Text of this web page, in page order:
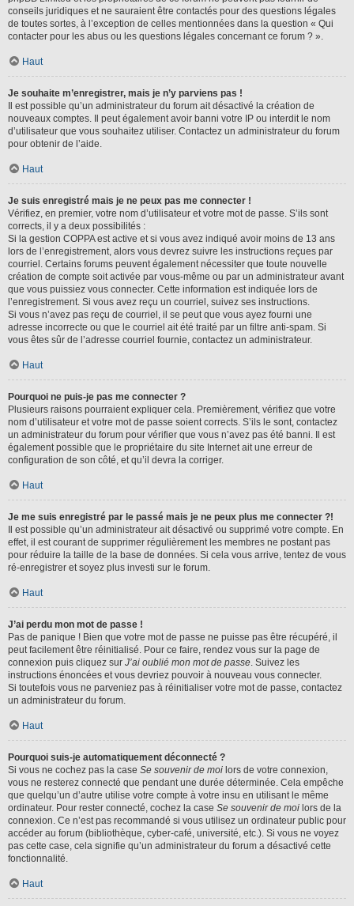
conseils juridiques et ne sauraient être contactés pour des questions légales
de toutes sortes, à l’exception de celles mentionnées dans la question « Qui
contacter pour les abus ou les questions légales concernant ce forum ? ».
Haut
Je souhaite m’enregistrer, mais je n’y parviens pas !
Il est possible qu’un administrateur du forum ait désactivé la création de
nouveaux comptes. Il peut également avoir banni votre IP ou interdit le nom
d’utilisateur que vous souhaitez utiliser. Contactez un administrateur du forum
pour obtenir de l’aide.
Haut
Je suis enregistré mais je ne peux pas me connecter !
Vérifiez, en premier, votre nom d’utilisateur et votre mot de passe. S’ils sont
corrects, il y a deux possibilités :
Si la gestion COPPA est active et si vous avez indiqué avoir moins de 13 ans
lors de l’enregistrement, alors vous devrez suivre les instructions reçues par
courriel. Certains forums peuvent également nécessiter que toute nouvelle
création de compte soit activée par vous-même ou par un administrateur avant
que vous puissiez vous connecter. Cette information est indiquée lors de
l’enregistrement. Si vous avez reçu un courriel, suivez ses instructions.
Si vous n’avez pas reçu de courriel, il se peut que vous ayez fourni une
adresse incorrecte ou que le courriel ait été traité par un filtre anti-spam. Si
vous êtes sûr de l’adresse courriel fournie, contactez un administrateur.
Haut
Pourquoi ne puis-je pas me connecter ?
Plusieurs raisons pourraient expliquer cela. Premièrement, vérifiez que votre
nom d’utilisateur et votre mot de passe soient corrects. S’ils le sont, contactez
un administrateur du forum pour vérifier que vous n’avez pas été banni. Il est
également possible que le propriétaire du site Internet ait une erreur de
configuration de son côté, et qu’il devra la corriger.
Haut
Je me suis enregistré par le passé mais je ne peux plus me connecter ?!
Il est possible qu’un administrateur ait désactivé ou supprimé votre compte. En
effet, il est courant de supprimer régulièrement les membres ne postant pas
pour réduire la taille de la base de données. Si cela vous arrive, tentez de vous
ré-enregistrer et soyez plus investi sur le forum.
Haut
J’ai perdu mon mot de passe !
Pas de panique ! Bien que votre mot de passe ne puisse pas être récupéré, il
peut facilement être réinitialisé. Pour ce faire, rendez vous sur la page de
connexion puis cliquez sur J’ai oublié mon mot de passe. Suivez les
instructions énoncées et vous devriez pouvoir à nouveau vous connecter.
Si toutefois vous ne parveniez pas à réinitialiser votre mot de passe, contactez
un administrateur du forum.
Haut
Pourquoi suis-je automatiquement déconnecté ?
Si vous ne cochez pas la case Se souvenir de moi lors de votre connexion,
vous ne resterez connecté que pendant une durée déterminée. Cela empêche
que quelqu’un d’autre utilise votre compte à votre insu en utilisant le même
ordinateur. Pour rester connecté, cochez la case Se souvenir de moi lors de la
connexion. Ce n’est pas recommandé si vous utilisez un ordinateur public pour
accéder au forum (bibliothèque, cyber-café, université, etc.). Si vous ne voyez
pas cette case, cela signifie qu’un administrateur du forum a désactivé cette
fonctionnalité.
Haut